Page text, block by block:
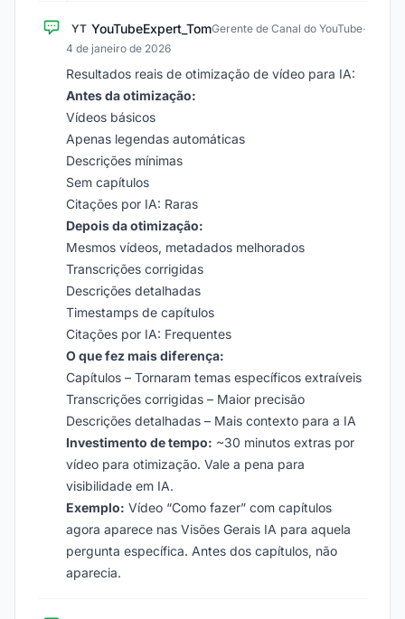
YT YouTubeExpert_TomGerente de Canal do YouTube·
4 de janeiro de 2026
Resultados reais de otimização de vídeo para IA:
Antes da otimização:
Vídeos básicos
Apenas legendas automáticas
Descrições mínimas
Sem capítulos
Citações por IA: Raras
Depois da otimização:
Mesmos vídeos, metadados melhorados
Transcrições corrigidas
Descrições detalhadas
Timestamps de capítulos
Citações por IA: Frequentes
O que fez mais diferença:
Capítulos – Tornaram temas específicos extraíveis
Transcrições corrigidas – Maior precisão
Descrições detalhadas – Mais contexto para a IA
Investimento de tempo: ~30 minutos extras por
vídeo para otimização. Vale a pena para
visibilidade em IA.
Exemplo: Vídeo “Como fazer” com capítulos
agora aparece nas Visões Gerais IA para aquela
pergunta específica. Antes dos capítulos, não
aparecia.